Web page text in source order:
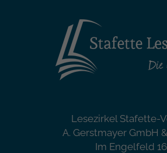
Lesezirkel Stafette-
A. Gerstmayer GmbH
Im Engelfeld 16